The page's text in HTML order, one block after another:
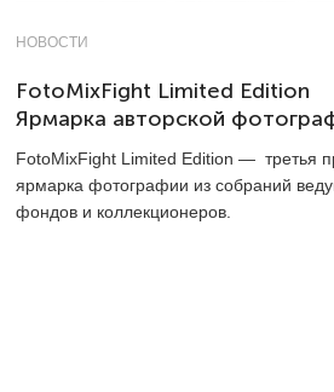
НОВОСТИ
FotoMixFight Limited Edition
Ярмарка авторской
FotoMixFight Limited Edition — третья
ярмарка фотографии из собраний
фондов и коллекционеров.